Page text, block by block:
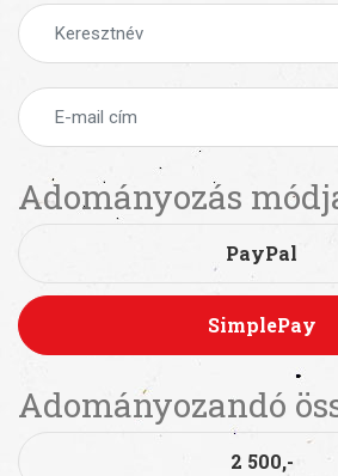
Adományozás
PayPal
SimplePay
Adományozandó
2 500,-